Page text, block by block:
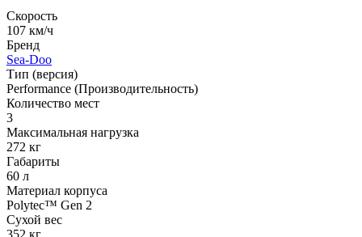
Скорость
107 км/ч
Бренд
Sea-Doo
Тип (версия)
Performance (Производительность)
Количество мест
3
Максимальная нагрузка
272 кг
Габариты
60 л
Материал корпуса
Polytec™ Gen 2
Сухой вес